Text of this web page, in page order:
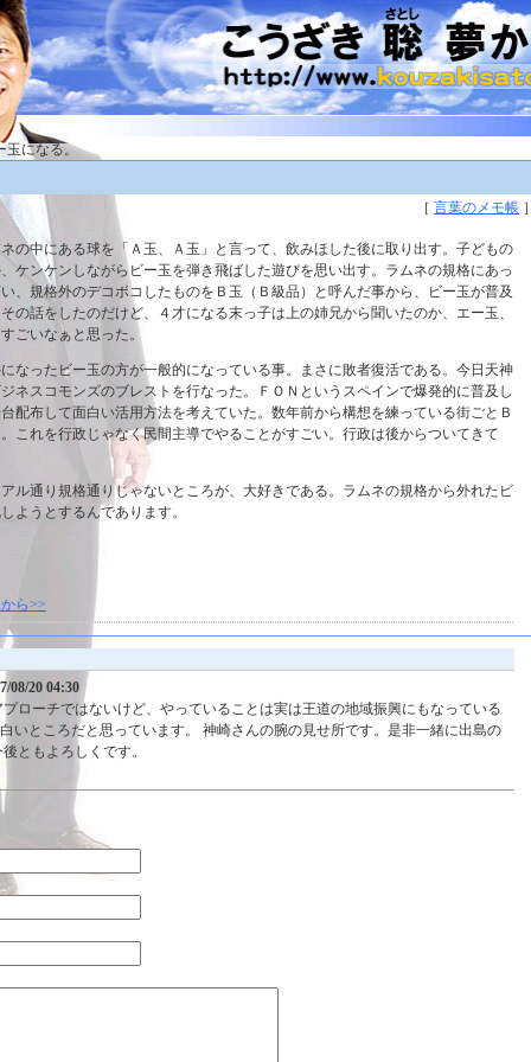
玉になる。
［ 言葉のメモ帳
の中にある球を「Ａ玉、Ａ玉」と言って、飲みほした後に取り出す。子どもの
ケンケンしながらビー玉を弾き飛ばした遊びを思い出す。ラムネの規格にあっ
、規格外のデコボコしたものをＢ玉（Ｂ級品）と呼んだ事から、ビー玉が普及
の話をしたのだけど、４才になる末っ子は上の姉兄から聞いたのか、エー玉、
ごいなぁと思った。
なったビー玉の方が一般的になっている事。まさに敗者復活である。今日天神
ネスコモンズのブレストを行なった。ＦＯＮというスペインで爆発的に普及し
配布して面白い活用方法を考えていた。数年前から構想を練っている街ごとＢ
これを行政じゃなく民間主導でやることがすごい。行政は後からついてきて
ル通り規格通りじゃないところが、大好きである。ラムネの規格から外れたビ
ようとするんであります。
ら>>
08/20 04:30
ローチではないけど、やっていることは実は王道の地域振興にもなっている
いところだと思っています。 神崎さんの腕の見せ所です。是非一緒に出島の
ともよろしくです。